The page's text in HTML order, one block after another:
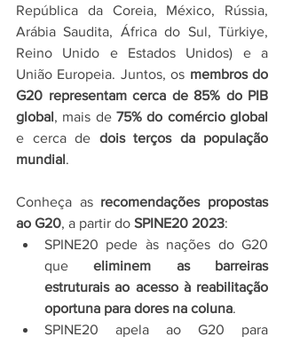
República da Coreia, México, Rússia,
Arábia Saudita, África do Sul, Türkiye,
Reino Unido e Estados Unidos) e a
União Europeia. Juntos, os membros do
G20 representam cerca de 85% do PIB
global, mais de 75% do comércio global
e cerca de dois terços da população
mundial.
Conheça as recomendações propostas
ao G20, a partir do SPINE20 2023:
SPINE20 pede às nações do G20
que eliminem as barreiras
estruturais ao acesso à reabilitação
oportuna para dores na coluna.